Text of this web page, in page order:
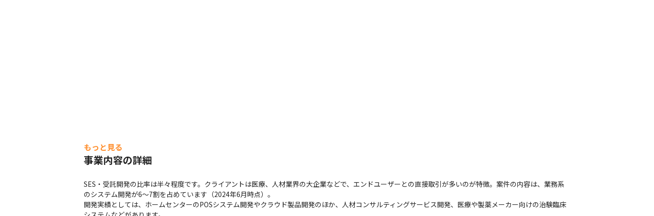
もっと見る
事業内容の詳細
SES・受託開発の比率は半々程度です。クライアントは医療、人材業界の大企業などで、エンドユーザーとの直接取引が多いのが特徴。案件の内容は、業務系
のシステム開発が6～7割を占めています（2024年6月時点）。
開発実績としては、ホームセンターのPOSシステム開発やクラウド製品開発のほか、人材コンサルティングサービス開発、医療や製薬メーカー向けの治験臨床